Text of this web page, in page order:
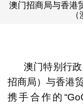
澳门招商局与香港
澳门特别行
招商局）与香港
携手合作的